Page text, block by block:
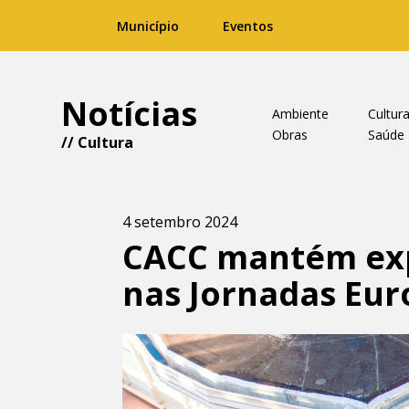
Município Eventos
Notícias
// Cultura
Ambiente
Cultura
Obras
Saúde
4 setembro 2024
CACC mantém
nas Jornadas